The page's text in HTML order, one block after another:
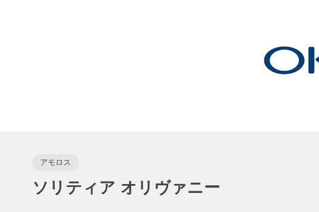
アモロス
ソリティア オリヴァニー